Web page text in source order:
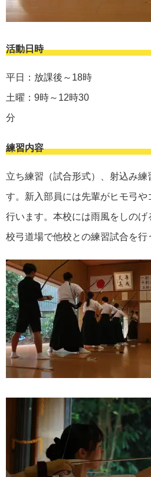
活動日時
平日：放課後～18時
土曜：9時～12時30
練習内容
立ち練習（試合形式）、射込み
す。新入部員には先輩がヒモ弓
行います。本校には雨風をしの
校弓道場で他校との練習試合を行